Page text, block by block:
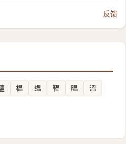
反馈
榅 缊 鞰 㬈
溫